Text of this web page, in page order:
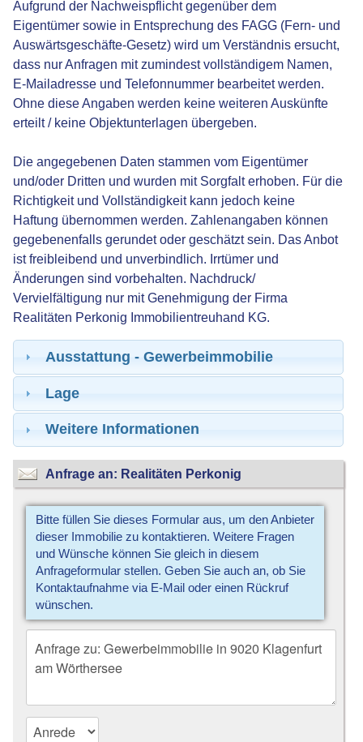
Aufgrund der Nachweispflicht gegenüber dem
Eigentümer sowie in Entsprechung des FAGG (Fern- und
Auswärtsgeschäfte-Gesetz) wird um Verständnis ersucht,
dass nur Anfragen mit zumindest vollständigem Namen,
E-Mailadresse und Telefonnummer bearbeitet werden.
Ohne diese Angaben werden keine weiteren Auskünfte
erteilt / keine Objektunterlagen übergeben.
Die angegebenen Daten stammen vom Eigentümer
und/oder Dritten und wurden mit Sorgfalt erhoben. Für die
Richtigkeit und Vollständigkeit kann jedoch keine
Haftung übernommen werden. Zahlenangaben können
gegebenenfalls gerundet oder geschätzt sein. Das Anbot
ist freibleibend und unverbindlich. Irrtümer und
Änderungen sind vorbehalten. Nachdruck/
Vervielfältigung nur mit Genehmigung der Firma
Realitäten Perkonig Immobilientreuhand KG.
Ausstattung - Gewerbeimmobilie
Lage
Weitere Informationen
Anfrage an: Realitäten Perkonig
Bitte füllen Sie dieses Formular aus, um den Anbieter
dieser Immobilie zu kontaktieren. Weitere Fragen
und Wünsche können Sie gleich in diesem
Anfrageformular stellen. Geben Sie auch an, ob Sie
Kontaktaufnahme via E-Mail oder einen Rückruf
wünschen.